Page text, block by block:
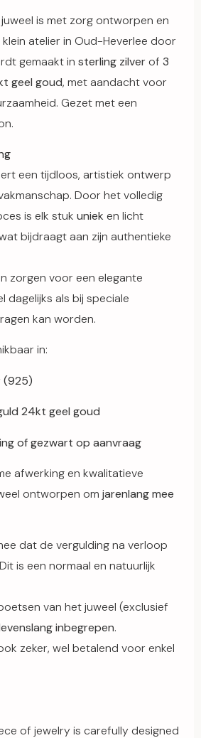
is met zorg ontworpen en
atelier in Oud-Heverlee door
gemaakt in sterling zilverof 3
geel goud, met aandacht voor
Gezet met een
een tijdloos, artistiek ontwerp
Door het volledig
is elk stuk uniek en licht
bijdraagt aan zijn authentieke
zorgen voor een elegante
dagelijks als bij speciale
kan worden.
in:
(925)
24kt geel goud
of gezwart op aanvraag
afwerking en kwalitatieve
ontworpen om jarenlang mee
dat de vergulding na verloop
is een normaal en natuurlijk
van het juweel (exclusief
inbegrepen.
zeker, wel betalend voor enkel
of jewelry is carefully designed